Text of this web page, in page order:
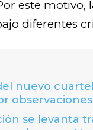
este motivo,
diferentes
nuevo
se levanta